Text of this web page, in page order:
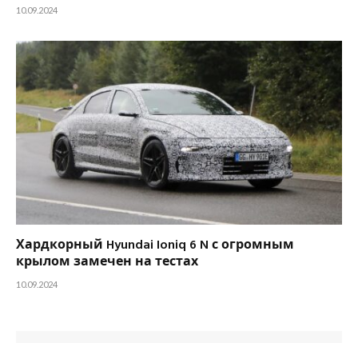
10.09.2024
Хардкорный Hyundai Ioniq 6 N с огромным
крылом замечен на тестах
10.09.2024